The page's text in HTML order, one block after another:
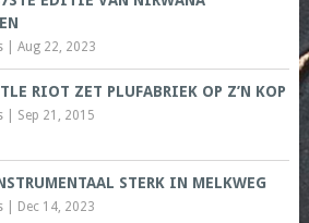
| Aug 22, 2023
RIOT ZET PLUFABRIEK OP Z’N KOP
| Sep 21, 2015
STERK IN MELKWEG
| Dec 14, 2023